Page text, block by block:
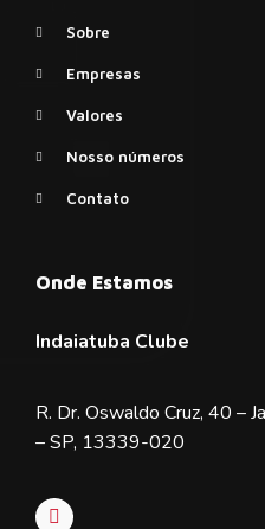
Sobre
Empresas
Valores
Nosso números
Contato
Onde Estamos
Indaiatuba Clube
R. Dr. Oswaldo Cruz, 40 –
– SP, 13339-020